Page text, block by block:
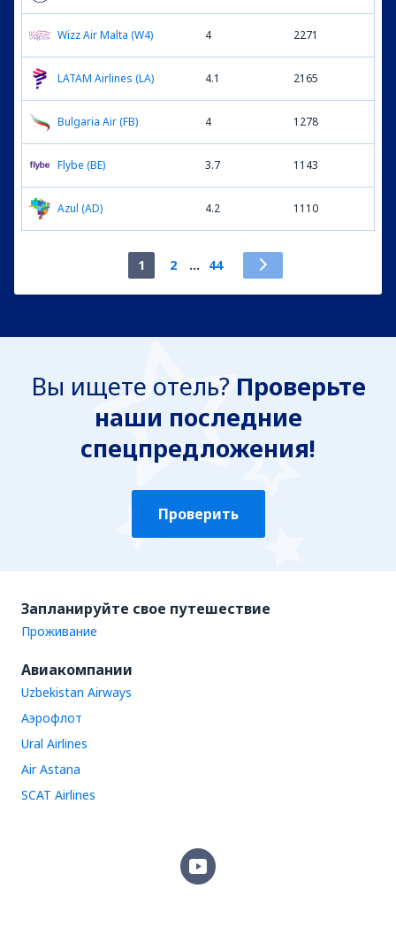
Wizz Air Malta (W4) 4 2271
LATAM Airlines (LA) 4.1 2165
Bulgaria Air (FB) 4 1278
Flybe (BE) 3.7 1143
Azul (AD) 4.2 1110
1 2 ... 44
Вы ищете отель? Проверьте
наши последние
спецпредложения!
Проверить
Запланируйте свое путешествие
Проживание
Авиакомпании
Uzbekistan Airways
Аэрофлот
Ural Airlines
Air Astana
SCAT Airlines